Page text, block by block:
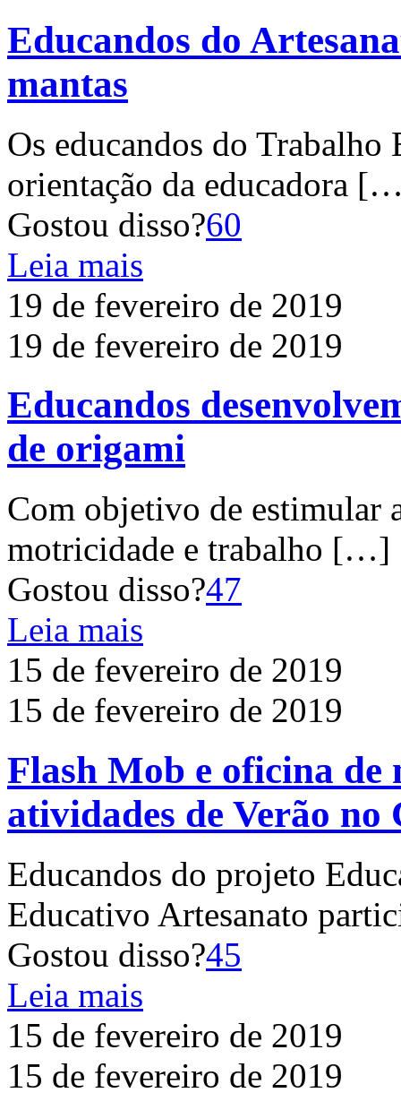
Educandos do
mantas
Os educandos do
orientação da educadora
Gostou disso?60
Leia mais
19 de fevereiro de 2019
19 de fevereiro de 2019
Educandos
de origami
Com objetivo de estimular
motricidade e trabalho […]
Gostou disso?47
Leia mais
15 de fevereiro de 2019
15 de fevereiro de 2019
Flash Mob e oficina de
atividades de Verão no
Educandos do projeto
Educativo Artesanato
Gostou disso?45
Leia mais
15 de fevereiro de 2019
15 de fevereiro de 2019